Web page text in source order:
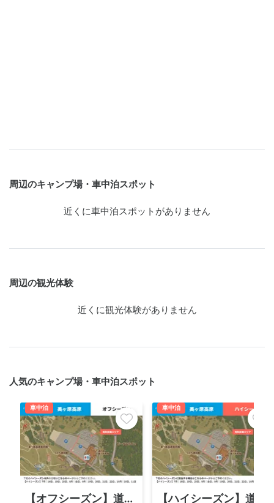
周辺のキャンプ場・車中泊スポット
近くに車中泊スポットがありません
周辺の観光体験
近くに観光体験がありません
人気のキャンプ場・車中泊スポット
車中泊
【オフシーズン】道の駅 美ヶ原高原
車中泊